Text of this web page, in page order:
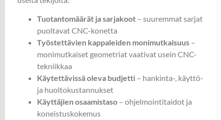
Tuotantomäärät ja sarjakoot – suuremmat sarjat
puoltavat CNC-konetta
Työstettävien kappaleiden monimutkaisuus –
monimutkaiset geometriat vaativat usein CNC-
tekniikkaa
Käytettävissä oleva budjetti – hankinta-, käyttö-
ja huoltokustannukset
Käyttäjien osaamistaso – ohjelmointitaidot ja
koneistuskokemus